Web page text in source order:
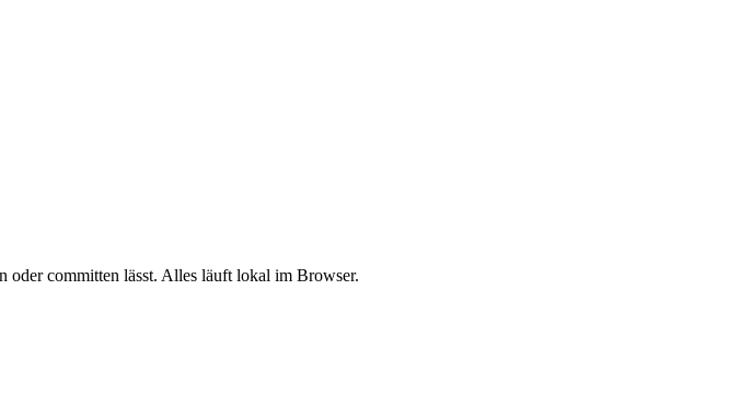
oder committen lässt. Alles läuft lokal im Browser.